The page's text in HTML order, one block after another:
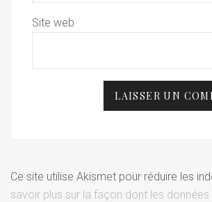
Site web
Ce site utilise Akismet pour réduire les
savoir plus sur la façon dont les